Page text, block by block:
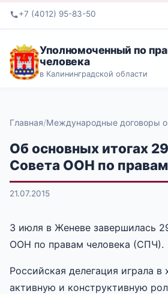
+7 (4012) 95-83-50
Уполномоченный по
человека
в Калининградской области
Главная Международные договоры о
Об основных итогах
Совета ООН по
21.07.2015
3 июля в Женеве завершилась
ООН по правам человека (СПЧ).
Российская делегация играла в
активную и конструктивную